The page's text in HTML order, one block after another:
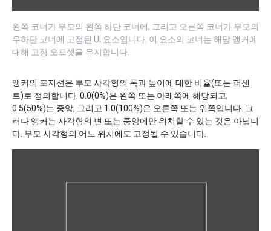
왼쪽 코너가 부모의 왼쪽 하단 코너에, 그리고 오른쪽 코너가 부모의
우하단 코너에 고정된 UI 요소입니다. 이 요소의 코너는 해당 앵커에
대해 고정 오프셋을 유지합니다.
앵커의 포지션은 부모 사각형의 폭과 높이에 대한 비율(또는 퍼센
트)로 정의합니다. 0.0(0%)은 왼쪽 또는 아래쪽에 해당되고,
0.5(50%)는 중앙, 그리고 1.0(100%)은 오른쪽 또는 위쪽입니다. 그
러나 앵커는 사각형의 변 또는 중앙에만 위치할 수 있는 것은 아닙니
다. 부모 사각형의 어느 위치에도 고정될 수 있습니다.